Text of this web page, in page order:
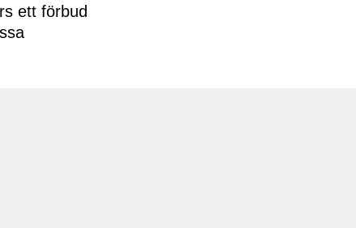
ett förbud